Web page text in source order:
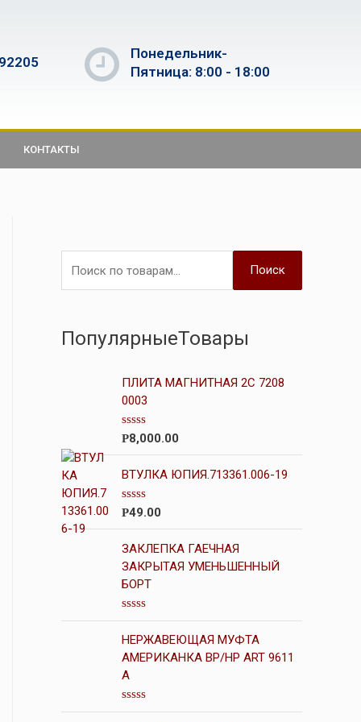
Понедельник-
Пятница: 8:00 - 18:00
КОНТАКТЫ
Поиск
ПопулярныеТовары
ПЛИТА МАГНИТНАЯ 2С 7208
0003
О
н
а
0
з
5
Р8,000.00
ВТУЛКА ЮПИЯ.713361.006-19
О
н
к
а
0
з
5
Р49.00
ЗАКЛЕПКА ГАЕЧНАЯ
ЗАКРЫТАЯ УМЕНЬШЕННЫЙ
БОРТ
О
ц
е
н
к
а
0
НЕРЖАВЕЮЩАЯ МУФТА
АМЕРИКАНКА ВР/НР ART 9611
A
О